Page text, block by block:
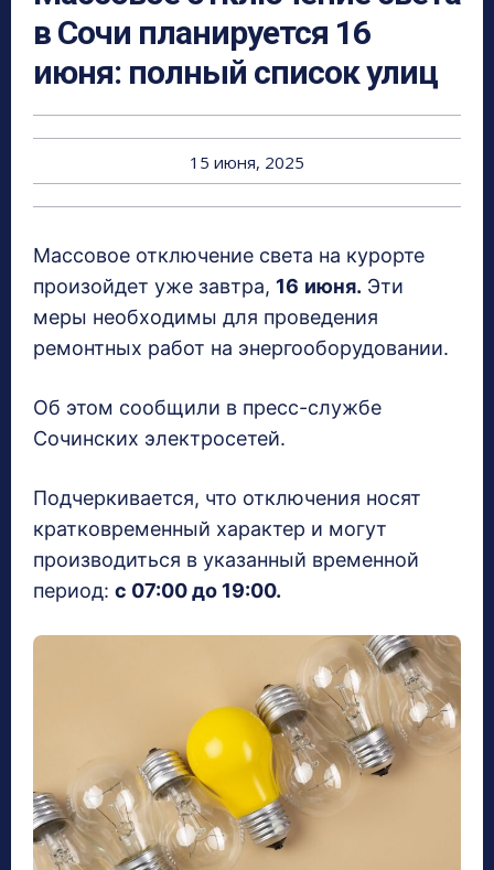
в Сочи планируется 16
июня: полный список улиц
15 июня, 2025
Массовое отключение света на курорте
произойдет уже завтра, 16 июня. Эти
меры необходимы для проведения
ремонтных работ на энергооборудовании.
Об этом сообщили в пресс-службе
Сочинских электросетей.
Подчеркивается, что отключения носят
кратковременный характер и могут
производиться в указанный временной
период: с 07:00 до 19:00.